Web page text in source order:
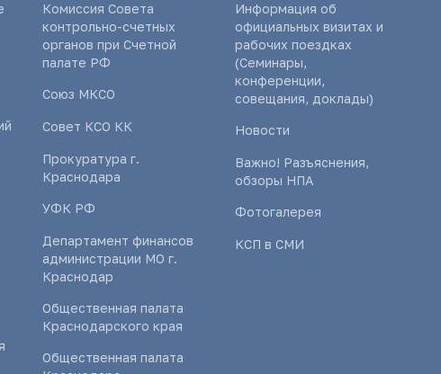
Комиссия Совета
контрольно-счетных
органов при Счетной
палате РФ
Союз МКСО
Совет КСО КК
Прокуратура г.
Краснодара
УФК РФ
Департамент финансов
администрации МО г.
Краснодар
Общественная палата
Краснодарского края
Общественная палата
Информация об
официальных визитах и
рабочих поездках
(Семинары,
конференции,
совещания, доклады)
Новости
Важно! Разъяснения,
обзоры НПА
Фотогалерея
КСП в СМИ